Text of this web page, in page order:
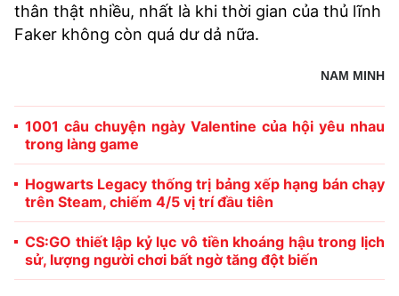
thân thật nhiều, nhất là khi thời gian của thủ lĩnh
Faker không còn quá dư dả nữa.
NAM MINH
1001 câu chuyện ngày Valentine của hội yêu nhau
trong làng game
Hogwarts Legacy thống trị bảng xếp hạng bán chạy
trên Steam, chiếm 4/5 vị trí đầu tiên
CS:GO thiết lập kỷ lục vô tiền khoáng hậu trong lịch
sử, lượng người chơi bất ngờ tăng đột biến